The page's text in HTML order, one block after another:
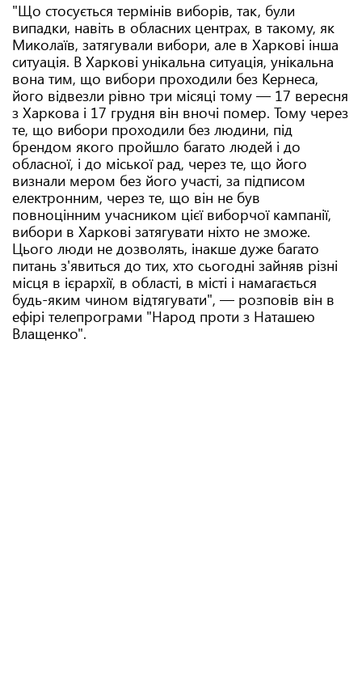
"Що стосується термінів виборів, так, були
випадки, навіть в обласних центрах, в такому, як
Миколаїв, затягували вибори, але в Харкові інша
ситуація. В Харкові унікальна ситуація, унікальна
вона тим, що вибори проходили без Кернеса,
його відвезли рівно три місяці тому — 17 вересня
з Харкова і 17 грудня він вночі помер. Тому через
те, що вибори проходили без людини, під
брендом якого пройшло багато людей і до
обласної, і до міської рад, через те, що його
визнали мером без його участі, за підписом
електронним, через те, що він не був
повноцінним учасником цієї виборчої кампанії,
вибори в Харкові затягувати ніхто не зможе.
Цього люди не дозволять, інакше дуже багато
питань з'явиться до тих, хто сьогодні зайняв різні
місця в ієрархії, в області, в місті і намагається
будь-яким чином відтягувати", — розповів він в
ефірі телепрограми "Народ проти з Наташею
Влащенко".